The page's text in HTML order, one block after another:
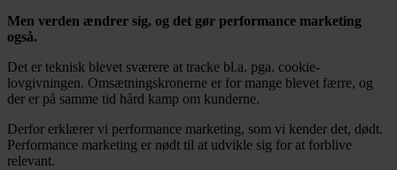
Men verden ændrer sig, og det gør performance marketing
også.
Det er teknisk blevet sværere at tracke bl.a. pga. cookie-
lovgivningen. Omsætningskronerne er for mange blevet færre, og
der er på samme tid hård kamp om kunderne.
Derfor erklærer vi performance marketing, som vi kender det, dødt.
Performance marketing er nødt til at udvikle sig for at forblive
relevant.